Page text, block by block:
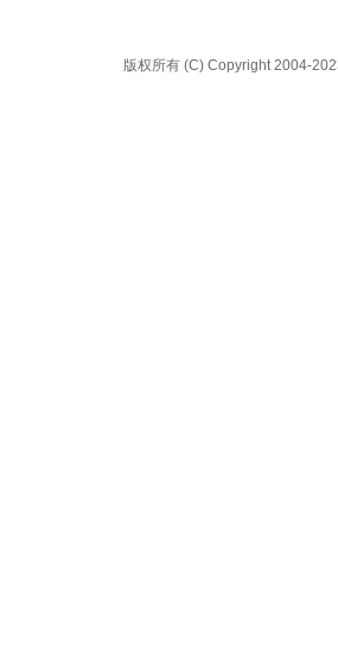
版权所有 (C) Copyright 2004-